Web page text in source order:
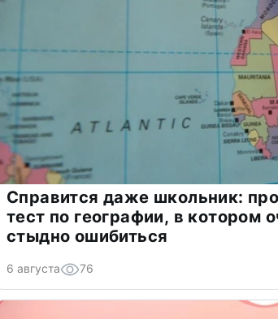
Справится даже школьник:
тест по географии, в котором
стыдно ошибиться
6 августа 76